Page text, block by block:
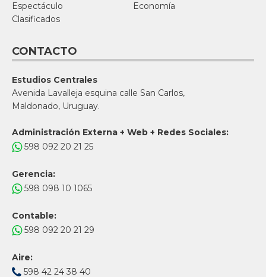
Espectáculo
Economía
Clasificados
CONTACTO
Estudios Centrales
Avenida Lavalleja esquina calle San Carlos,
Maldonado, Uruguay.
Administración Externa + Web + Redes Sociales:
598 092 20 21 25
Gerencia:
598 098 10 1065
Contable:
598 092 20 21 29
Aire:
598 42 24 38 40